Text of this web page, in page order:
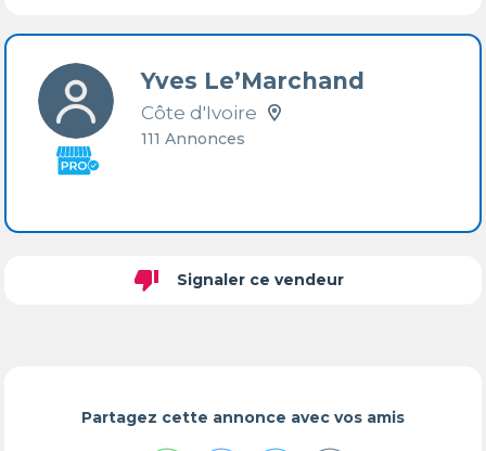
Yves Le’Marchand
Côte d'Ivoire
111 Annonces
thumb_down Signaler ce vendeur
Partagez cette annonce avec vos amis